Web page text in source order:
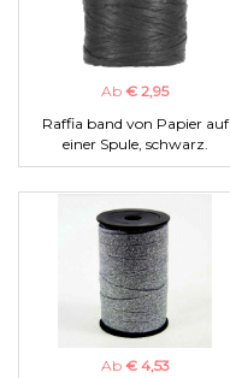
Ab € 2,95
Raffia band von Papier auf
einer Spule, schwarz.
Ab € 4,53